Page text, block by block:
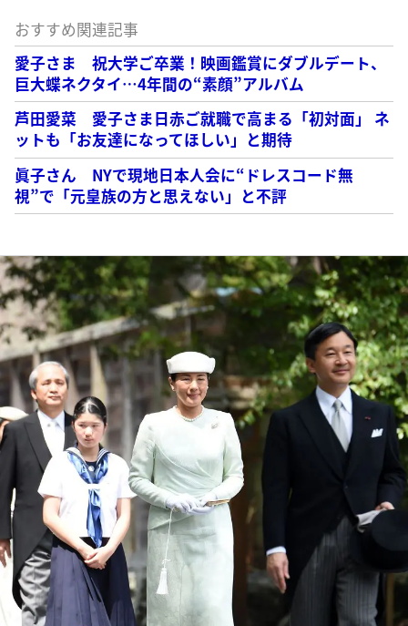
おすすめ関連記事
愛子さま 祝大学ご卒業！映画鑑賞にダブルデート、
巨大蝶ネクタイ…4年間の“素顔”アルバム
芦田愛菜 愛子さま日赤ご就職で高まる「初対面」 ネ
ットも「お友達になってほしい」と期待
眞子さん NYで現地日本人会に“ドレスコード無
視”で「元皇族の方と思えない」と不評